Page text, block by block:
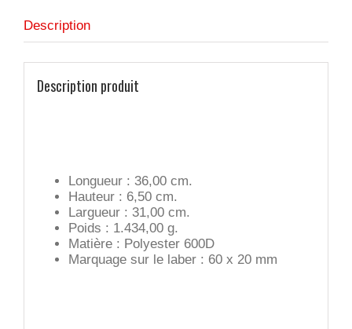
Description
Description produit
Longueur : 36,00 cm.
Hauteur : 6,50 cm.
Largueur : 31,00 cm.
Poids : 1.434,00 g.
Matière : Polyester 600D
Marquage sur le laber : 60 x 20 mm